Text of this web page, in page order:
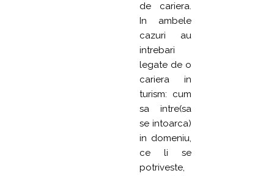
de cariera.
In ambele
cazuri au
intrebari
legate de o
cariera in
turism: cum
sa intre(sa
se intoarca)
in domeniu,
ce li se
potriveste,